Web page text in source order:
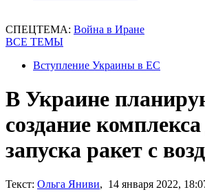
СПЕЦТЕМА: Война в Иране
ВСЕ ТЕМЫ
Вступление Украины в ЕС
В Украине
создание
запуска ракет с
Текст: Ольга Яниви, 14 января 2022,